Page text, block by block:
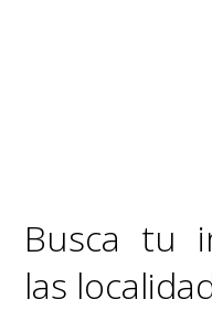
Busca tu
las